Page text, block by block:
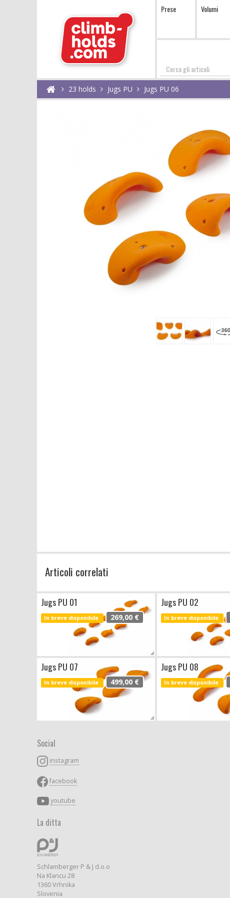
Prese Volumi
Cerca
23 holds Jugs PU Jugs PU 06
Articoli correlati
Jugs PU 01
In breve disponibile 269,00 €
Jugs PU 02
In breve disponibile
Jugs PU 07
In breve disponibile 499,00 €
Jugs PU 08
In breve disponibile
Social
instagram
facebook
youtube
La ditta
Schlamberger P & J d.o.o
Na Klancu 28
1360 Vrhnika
Slovenia